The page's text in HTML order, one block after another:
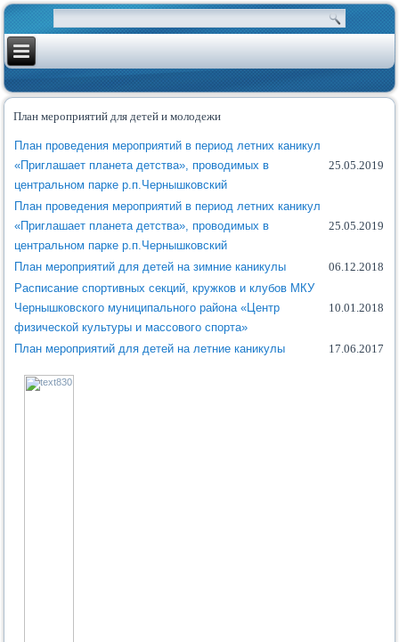
План мероприятий для детей и молодежи
План проведения мероприятий в период летних каникул
«Приглашает планета детства», проводимых в
центральном парке р.п.Чернышковский
25.05.2019
План проведения мероприятий в период летних каникул
«Приглашает планета детства», проводимых в
центральном парке р.п.Чернышковский
25.05.2019
План мероприятий для детей на зимние каникулы
06.12.2018
Расписание спортивных секций, кружков и клубов МКУ
Чернышковского муниципального района «Центр
физической культуры и массового спорта»
10.01.2018
План мероприятий для детей на летние каникулы 17.06.2017